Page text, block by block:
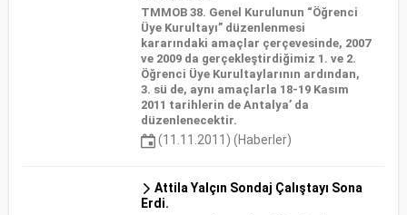
TMMOB 38. Genel Kurulunun “Öğrenci
Üye Kurultayı” düzenlenmesi
kararındaki amaçlar çerçevesinde, 2007
ve 2009 da gerçekleştirdiğimiz 1. ve 2.
Öğrenci Üye Kurultaylarının ardından,
3. sü de, aynı amaçlarla 18-19 Kasım
2011 tarihlerin de Antalya’ da
düzenlenecektir.
(11.11.2011) (Haberler)
Attila Yalçın Sondaj Çalıştayı Sona
Erdi.